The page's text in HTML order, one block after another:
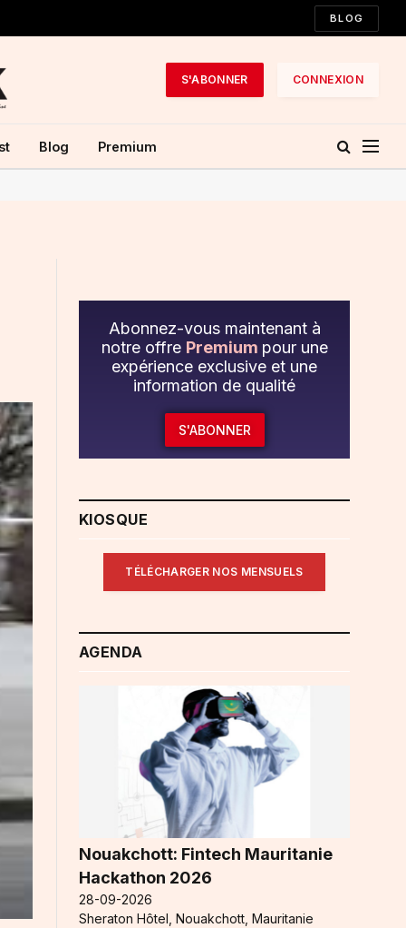
BLOG
S'ABONNER CONNEXION
Blog Premium
Abonnez-vous maintenant à
notre offre Premium pour une
expérience exclusive et une
information de qualité
S'ABONNER
KIOSQUE
TÉLÉCHARGER NOS MENSUELS
AGENDA
Nouakchott: Fintech Mauritanie
Hackathon 2026
28-09-2026
Sheraton Hôtel, Nouakchott, Mauritanie